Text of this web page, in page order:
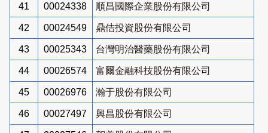
41 00024338 順昌國際企業股份有限公司
42 00024549 鼎佶投資股份有限公司
43 00025343 台灣明治醫藥股份有限公司
44 00026574 富爾金融科技股份有限公司
45 00026976 瀚于股份有限公司
46 00027497 興昌股份有限公司